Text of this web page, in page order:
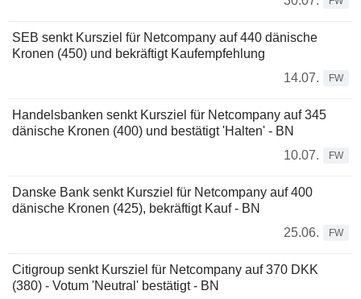
SEB senkt Kursziel für Netcompany auf 440 dänische
Kronen (450) und bekräftigt Kaufempfehlung
14.07.
FW
Handelsbanken senkt Kursziel für Netcompany auf 345
dänische Kronen (400) und bestätigt 'Halten' - BN
10.07.
FW
Danske Bank senkt Kursziel für Netcompany auf 400
dänische Kronen (425), bekräftigt Kauf - BN
25.06.
FW
Citigroup senkt Kursziel für Netcompany auf 370 DKK
(380) - Votum 'Neutral' bestätigt - BN